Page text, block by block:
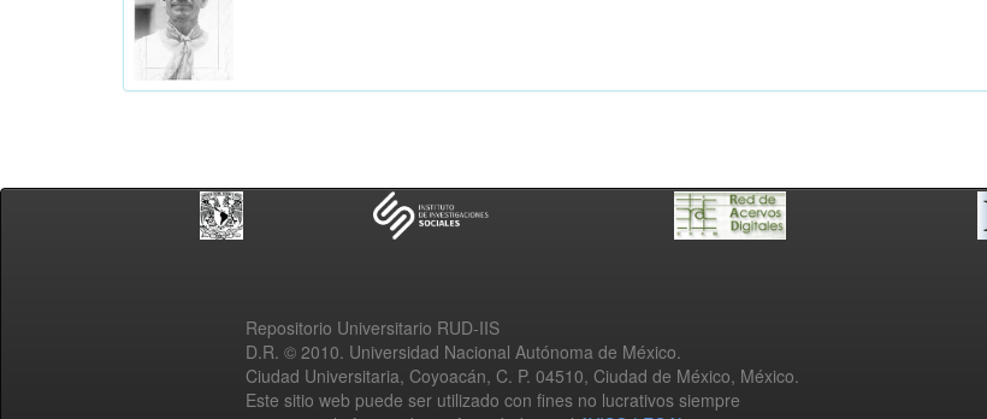
Repositorio Universitario RUD-IIS
D.R. © 2010. Universidad Nacional Autónoma de México.
Ciudad Universitaria, Coyoacán, C. P. 04510, Ciudad de México, México.
Este sitio web puede ser utilizado con fines no lucrativos siempre